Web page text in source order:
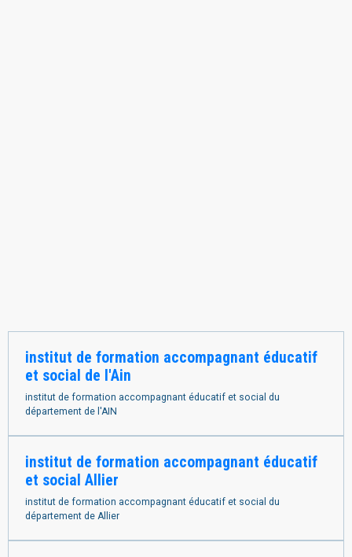
institut de formation accompagnant éducatif
et social de l'Ain
institut de formation accompagnant éducatif et social du
département de l'AIN
institut de formation accompagnant éducatif
et social Allier
institut de formation accompagnant éducatif et social du
département de Allier